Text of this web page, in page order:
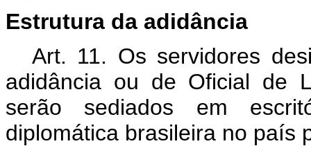
Estrutura da adidância
Art. 11. Os servidores
adidância ou de Oficial de
serão sediados em
diplomática brasileira no país